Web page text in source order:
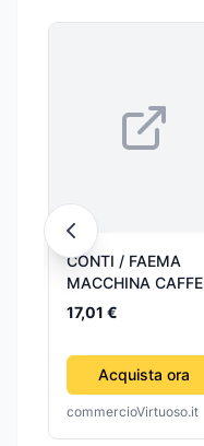
CONTI / FAEMA
MACCHINA CAFFE
BAR Interruttore
bipolare nero 16A
17,01 €
Acquista ora
commercioVirtuoso.it